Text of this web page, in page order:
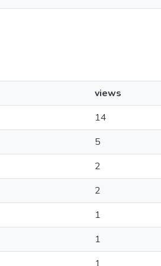
views
14
5
2
2
1
1